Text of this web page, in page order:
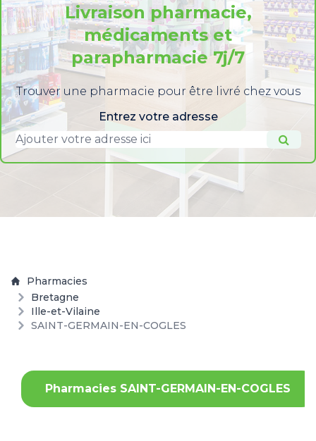
Livraison pharmacie,
médicaments et
parapharmacie 7j/7
Trouver une pharmacie pour être livré chez vous
Entrez votre adresse
Pharmacies
Bretagne
Ille-et-Vilaine
SAINT-GERMAIN-EN-COGLES
Pharmacies SAINT-GERMAIN-EN-COGLES